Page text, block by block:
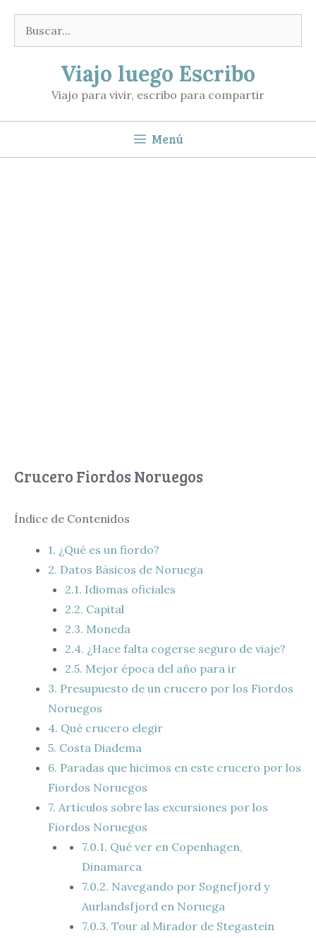
contenido
Buscar:
Viajo luego Escribo
Viajo para vivir, escribo para compartir
Menú
Crucero Fiordos Noruegos
Índice de Contenidos
1. ¿Qué es un fiordo?
2. Datos Básicos de Noruega
2.1. Idiomas oficiales
2.2. Capital
2.3. Moneda
2.4. ¿Hace falta cogerse seguro de viaje?
2.5. Mejor época del año para ir
3. Presupuesto de un crucero por los Fiordos
Noruegos
4. Qué crucero elegir
5. Costa Diadema
6. Paradas que hicimos en este crucero por los
Fiordos Noruegos
7. Artículos sobre las excursiones por los
Fiordos Noruegos
7.0.1. Qué ver en Copenhagen,
Dinamarca
7.0.2. Navegando por Sognefjord y
Aurlandsfjord en Noruega
7.0.3. Tour al Mirador de Stegastein